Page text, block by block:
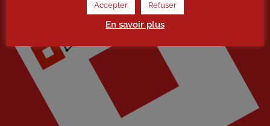
Accepter Refuser
En savoir plus